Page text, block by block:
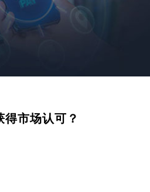
市场认可？